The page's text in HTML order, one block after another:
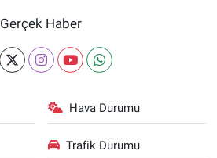
Gerçek Haber
Hava Durumu
Trafik Durumu